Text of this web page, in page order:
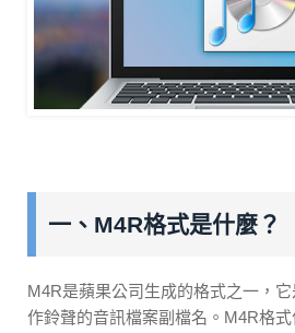
一、M4R格式是什麼？
M4R是蘋果公司生成的格式之一，
作鈴聲的音訊檔案副檔名。M4R格